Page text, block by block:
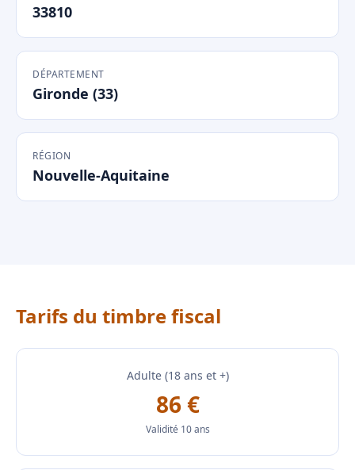
33810
DÉPARTEMENT
Gironde (33)
RÉGION
Nouvelle-Aquitaine
Tarifs du timbre fiscal
Adulte (18 ans et +)
86 €
Validité 10 ans